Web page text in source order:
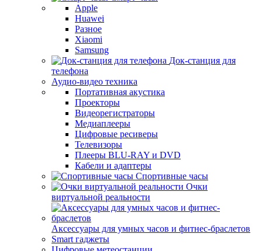
Apple
Huawei
Разное
Xiaomi
Samsung
Док-станция для
телефона
Аудио-видео техника
Портативная акустика
Проекторы
Видеорегистраторы
Медиаплееры
Цифровые ресиверы
Телевизоры
Плееры BLU-RAY и DVD
Кабели и адаптеры
Спортивные часы
Очки
виртуальной реальности
Аксессуары для умных часов и фитнес-браслетов
Smart гаджеты